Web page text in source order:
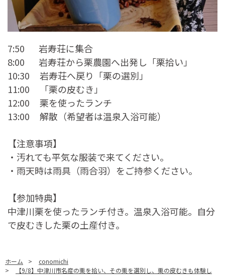
7:50 岩寿荘に集合
8:00 岩寿荘から栗農園へ出発し「栗拾い」
10:30 岩寿荘へ戻り「栗の選別」
11:00 「栗の皮むき」
12:00 栗を使ったランチ
13:00 解散（希望者は温泉入浴可能）
【注意事項】
・汚れても平気な服装で来てください。
・雨天時は雨具（雨合羽）をご持参ください。
【参加特典】
中津川栗を使ったランチ付き。温泉入浴可能。自分
で皮むきした栗の土産付き。
ホーム >
conomichi
>
【9/8】中津川市名産の栗を拾い、その栗を選別し、栗の皮むきも体験し